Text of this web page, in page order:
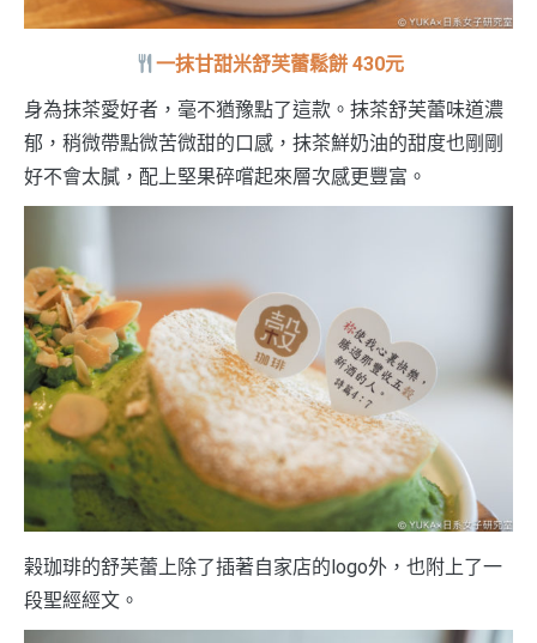
一抹甘甜米舒芙蕾鬆餅 430元
身為抹茶愛好者，毫不猶豫點了這款。抹茶舒芙蕾味道濃
郁，稍微帶點微苦微甜的口感，抹茶鮮奶油的甜度也剛剛
好不會太膩，配上堅果碎嚐起來層次感更豐富。
榖珈琲的舒芙蕾上除了插著自家店的logo外，也附上了一
段聖經經文。